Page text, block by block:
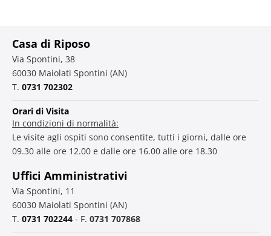
Casa di Riposo
Via Spontini, 38
60030 Maiolati Spontini (AN)
T. 0731 702302
Orari di Visita
In condizioni di normalità:
Le visite agli ospiti sono consentite, tutti i giorni, dalle ore
09.30 alle ore 12.00 e dalle ore 16.00 alle ore 18.30
Uffici Amministrativi
Via Spontini, 11
60030 Maiolati Spontini (AN)
T. 0731 702244 - F. 0731 707868